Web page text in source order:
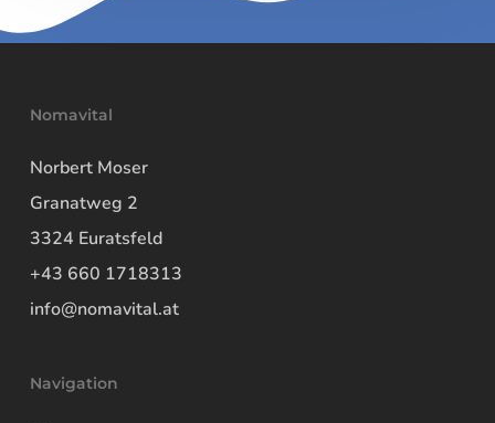
Nomavital
Norbert Moser
Granatweg 2
3324 Euratsfeld
+43 660 1718313
info@nomavital.at
Navigation